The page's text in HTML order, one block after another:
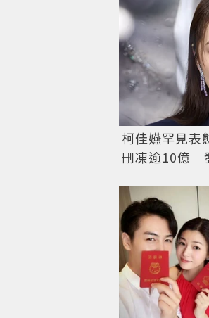
姚愛寗穿Club
配日本Akoya珍珠，
56,000元；
柯佳嬿罕見表
刪凍逾10億